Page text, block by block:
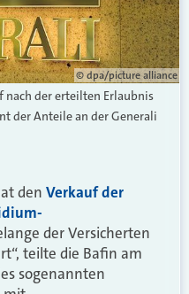
© dpa/picture alliance
der erteilten Erlaubnis
der Anteile an der Generali
den Verkauf der
der Versicherten
teilte die Bafin am
sogenannten